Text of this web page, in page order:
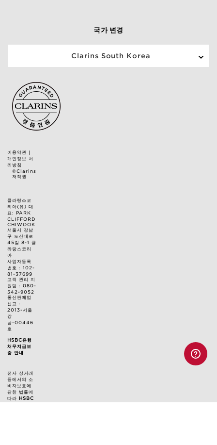
국가 변경
Clarins South Korea
이용약관 |
개인정보 처
리방침
©Clarins
저작권
클라랑스코
리아(유) 대
표: PARK
CLIFFORD
CHIWOOK
서울시 강남
구 도산대로
45길 8-1 클
라랑스코리
아
사업자등록
번호 : 102-
81-37699
고객 관리 지
원팀 : 080-
542-9052
통신판매업
신고 :
2013-서울
강
남-00446
호
HSBC은행
채무지급보
증 안내
전자 상거래
등에서의 소
비자보호에
관한 법률에
따라 HSBC